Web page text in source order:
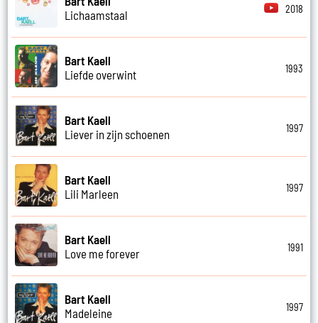
Lichaamstaal
2018
Bart Kaell
Liefde overwint
1993
Bart Kaell
Liever in zijn schoenen
1997
Bart Kaell
Lili Marleen
1997
Bart Kaell
Love me forever
1991
Bart Kaell
Madeleine
1997